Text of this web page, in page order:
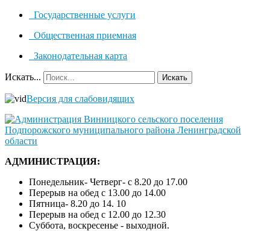
Государственные услуги
Общественная приемная
Законодательная карта
Искать... Искать
Версия для слабовидящих
АДМИНИСТРАЦИЯ:
Понедельник- Четверг- с 8.20 до 17.00
Перерыв на обед с 13.00 до 14.00
Пятница- 8.20 до 14. 10
Перерыв на обед с 12.00 до 12.30
Суббота, воскресенье - выходной.